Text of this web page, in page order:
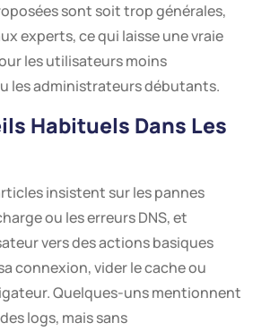
sont soit trop générales,
experts, ce qui laisse une vraie
les utilisateurs moins
les administrateurs débutants.
Habituels Dans Les
insistent sur les pannes
ou les erreurs DNS, et
vers des actions basiques
connexion, vider le cache ou
Quelques-uns mentionnent
logs, mais sans